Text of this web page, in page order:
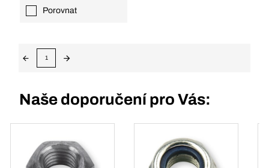
Porovnat
1
Naše doporučení pro Vás: